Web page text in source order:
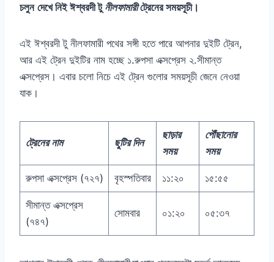
চলুন দেখে নিই ঈশ্বরদী টু নীলফামারীট্রেনের সময়সূচী।
এই ঈশ্বরদী টু নীলফামারী পথের সঙ্গী হতে পারে আপনার দুইটি ট্রেন,
আর এই ট্রেন দুইটির নাম হচ্ছে ১.রুপসা এক্সপ্রেস ২.সীমান্ত
এক্সপ্রেস। এবার চলো নিচে এই ট্রেন গুলোর সময়সূচী জেনে নেওয়া
যাক।
ট্রেনের নাম ছুটির দিন
ছাড়ার
সময়
পৌঁছানোর
সময়
রুপসা এক্সপ্রেস (৭২৭) বৃহস্পতিবার ১১:২০ ১৫:৫৫
সীমান্ত এক্সপ্রেস
(৭৪৭)
সোমবার ০১:২০ ০৫:৩৭